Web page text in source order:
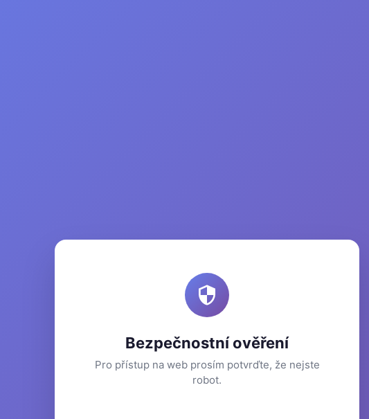
Bezpečnostní ověření
Pro přístup na web prosím potvrďte, že nejste
robot.